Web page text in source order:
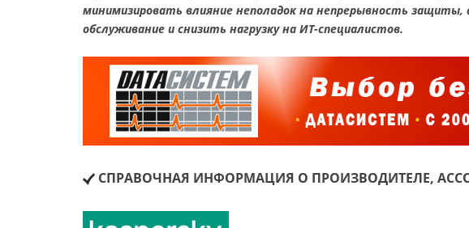
минимизировать влияние неполадок на непрерывность
обслуживание и снизить нагрузку на ИТ-специалистов.
СПРАВОЧНАЯ ИНФОРМАЦИЯ О ПРОИЗВОДИТЕЛЕ,